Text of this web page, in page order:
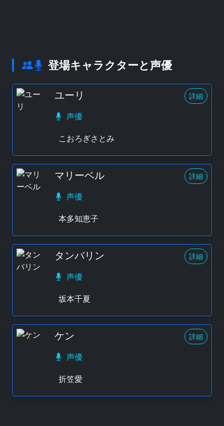
登場キャラクターと声優
ユーリ 詳細
声優
こおろぎさとみ
マリーベル 詳細
声優
本多知恵子
タンバリン 詳細
声優
坂本千夏
ケン 詳細
声優
折笠愛